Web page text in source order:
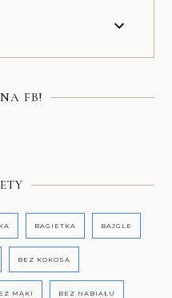
FB!
BAGIETKA BAJGLE
BEZ KOKOSA
MĄKI BEZ NABIAŁU